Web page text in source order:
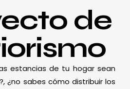
de
estancias de tu hogar sean
¿no sabes cómo distribuir los